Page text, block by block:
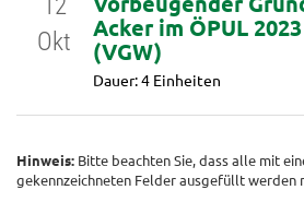
12
Okt
Acker im ÖPUL
(VGW)
Dauer: 4 Einheiten
Hinweis: Bitte beachten Sie, dass alle mit
gekennzeichneten Felder ausgefüllt werden